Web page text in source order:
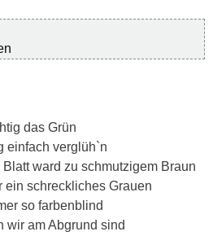
das Grün
einfach verglüh`n
ward zu schmutzigem Braun
ein schreckliches Grauen
so farbenblind
wir am Abgrund sind